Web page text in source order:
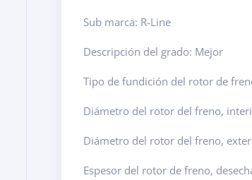
Sub marca: R-Line
Descripción del grado: Mejor
Tipo de fundición del rotor de
Diámetro del rotor del freno,
Diámetro del rotor del freno,
Espesor del rotor de freno,